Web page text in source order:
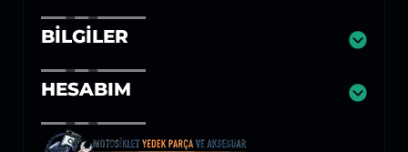
BILGILER
HESABIM